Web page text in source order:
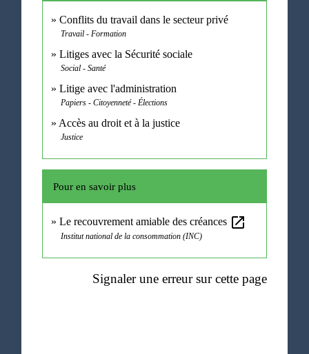
Conflits du travail dans le secteur privé
Travail - Formation
Litiges avec la Sécurité sociale
Social - Santé
Litige avec l'administration
Papiers - Citoyenneté - Élections
Accès au droit et à la justice
Justice
Pour en savoir plus
Le recouvrement amiable des créances open_in_new
Institut national de la consommation (INC)
Signaler une erreur sur cette page